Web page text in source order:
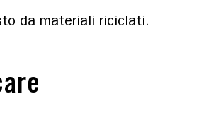
da materiali riciclati.